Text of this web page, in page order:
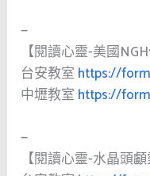
—
【閱讀心靈-美國
台安教室 https://
中壢教室 https://
—
【閱讀心靈-水晶頭